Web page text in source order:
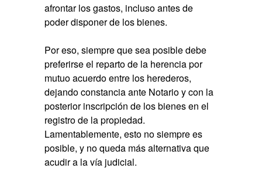
afrontar los gastos, incluso antes de
poder disponer de los bienes.
Por eso, siempre que sea posible debe
preferirse el reparto de la herencia por
mutuo acuerdo entre los herederos,
dejando constancia ante Notario y con la
posterior inscripción de los bienes en el
registro de la propiedad.
Lamentablemente, esto no siempre es
posible, y no queda más alternativa que
acudir a la vía judicial.